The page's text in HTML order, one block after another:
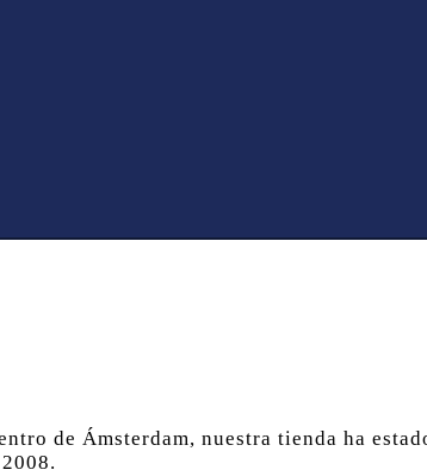
de Ámsterdam, nuestra tienda ha